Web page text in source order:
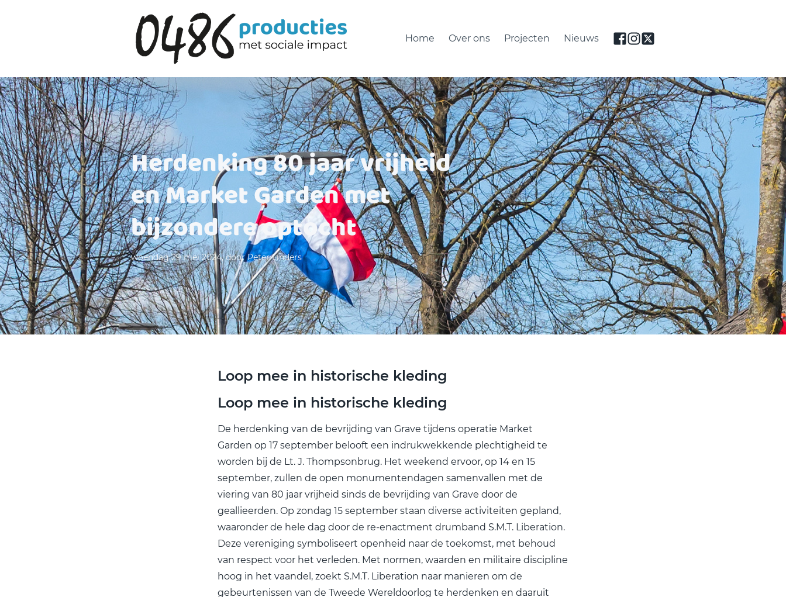
Home Over ons Projecten Nieuws
Herdenking 80 jaar vrijheid
en Market Garden met
bijzondere optocht
woendag 29 mei 2024, door Peter Linders
Loop mee in historische kleding
Loop mee in historische kleding
De herdenking van de bevrijding van Grave tijdens operatie Market
Garden op 17 september belooft een indrukwekkende plechtigheid te
worden bij de Lt. J. Thompsonbrug. Het weekend ervoor, op 14 en 15
september, zullen de open monumentendagen samenvallen met de
viering van 80 jaar vrijheid sinds de bevrijding van Grave door de
geallieerden. Op zondag 15 september staan diverse activiteiten gepland,
waaronder de hele dag door de re-enactment drumband S.M.T. Liberation.
Deze vereniging symboliseert openheid naar de toekomst, met behoud
van respect voor het verleden. Met normen, waarden en militaire discipline
hoog in het vaandel, zoekt S.M.T. Liberation naar manieren om de
gebeurtenissen van de Tweede Wereldoorlog te herdenken en daaruit